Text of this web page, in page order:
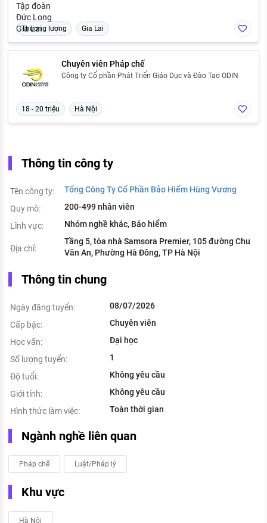
Thương lượng Gia Lai
Chuyên viên Pháp chế
Công ty Cổ phần Phát Triển Giáo Dục và Đào Tạo ODIN
18 - 20 triệu Hà Nội
Thông tin công ty
Tên công ty:
Tổng Công Ty Cổ Phần Bảo Hiểm Hùng Vương
Quy mô:
200-499 nhân viên
Lĩnh vực:
Nhóm nghề khác, Bảo hiểm
Địa chỉ:
Tầng 5, tòa nhà Samsora Premier, 105 đường Chu
Văn An, Phường Hà Đông, TP Hà Nội
Thông tin chung
Ngày đăng tuyển:
08/07/2026
Cấp bậc:
Chuyên viên
Học vấn:
Đại học
Số lượng tuyển:
1
Độ tuổi:
Không yêu cầu
Giới tính:
Không yêu cầu
Hình thức làm việc:
Toàn thời gian
Ngành nghề liên quan
Pháp chế Luật/Pháp lý
Khu vực
Hà Nội